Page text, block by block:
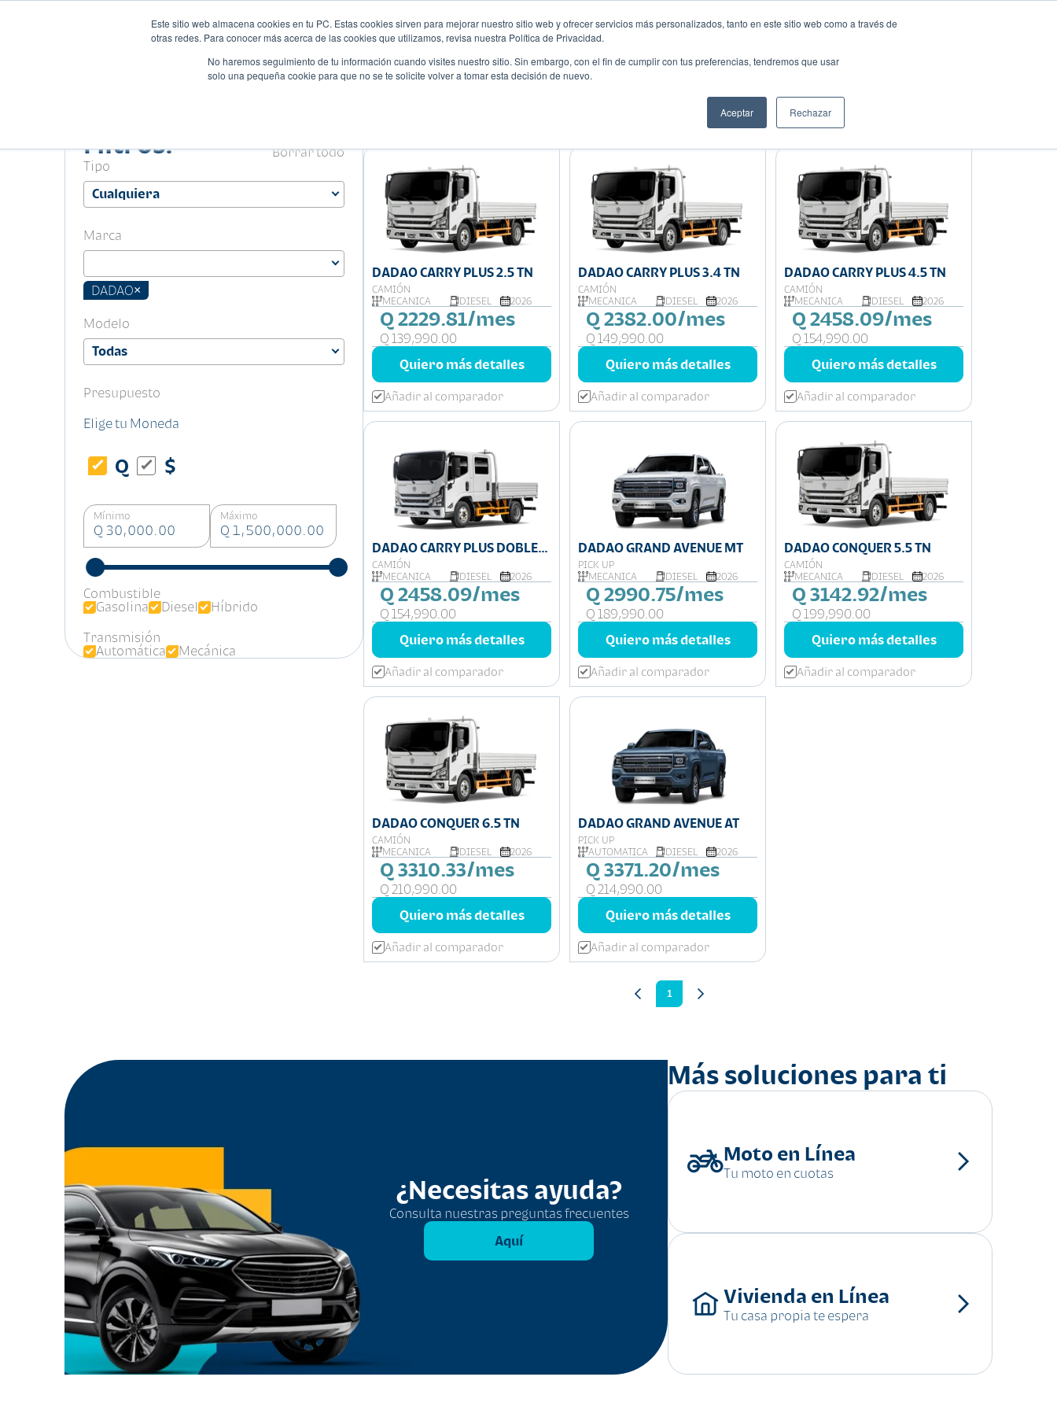
Este sitio web almacena cookies en tu PC. Estas cookies sirven para mejorar nuestro sitio web y ofrecer servicios más personalizados, tanto en este sitio web como a través de
otras redes. Para conocer más acerca de las cookies que utilizamos, revisa nuestra Política de Privacidad.
No haremos seguimiento de tu información cuando visites nuestro sitio. Sin embargo, con el fin de cumplir con tus preferencias, tendremos que usar
solo una pequeña cookie para que no se te solicite volver a tomar esta decisión de nuevo.
Aceptar Rechazar
Autos Comparador Promociones Blog Eventos
Filtros.
Borrar todo
Tipo
Marca
DADAO×
Modelo
Presupuesto
Elige tu Moneda
Q $
Mínimo
Q 30,000.00
Máximo
Q 1,500,000.00
Combustible
Gasolina
Diesel
Híbrido
Transmisión
Automática
Mecánica
Ordenar por:
DADAO CARRY PLUS 2.5 TN
CAMIÓN
MECÁNICA
DIESEL 2026
Q 2229.81/mes
Q 139,990.00
Quiero más detalles
Añadir al comparador
DADAO CARRY PLUS 3.4 TN
CAMIÓN
MECÁNICA
DIESEL 2026
Q 2382.00/mes
Q 149,990.00
Quiero más detalles
Añadir al comparador
DADAO CARRY PLUS 4.5 TN
CAMIÓN
MECÁNICA
DIESEL 2026
Q 2458.09/mes
Q 154,990.00
Quiero más detalles
Añadir al comparador
DADAO CARRY PLUS DOBLE
CABINA 3.4 TN
CAMIÓN
MECÁNICA
DIESEL 2026
Q 2458.09/mes
Q 154,990.00
Quiero más detalles
Añadir al comparador
DADAO GRAND AVENUE MT
PICK UP
MECÁNICA
DIESEL 2026
Q 2990.75/mes
Q 189,990.00
Quiero más detalles
Añadir al comparador
DADAO CONQUER 5.5 TN
CAMIÓN
MECÁNICA
DIESEL 2026
Q 3142.92/mes
Q 199,990.00
Quiero más detalles
Añadir al comparador
DADAO CONQUER 6.5 TN
CAMIÓN
MECÁNICA
DIESEL 2026
Q 3310.33/mes
Q 210,990.00
Quiero más detalles
Añadir al comparador
DADAO GRAND AVENUE AT
PICK UP
AUTOMÁTICA
DIESEL 2026
Q 3371.20/mes
Q 214,990.00
Quiero más detalles
Añadir al comparador
1
¿Necesitas ayuda?
Consulta nuestras preguntas frecuentes
Aquí
Más soluciones para ti
Moto en Línea
Tu moto en cuotas
Vivienda en Línea
Tu casa propia te espera